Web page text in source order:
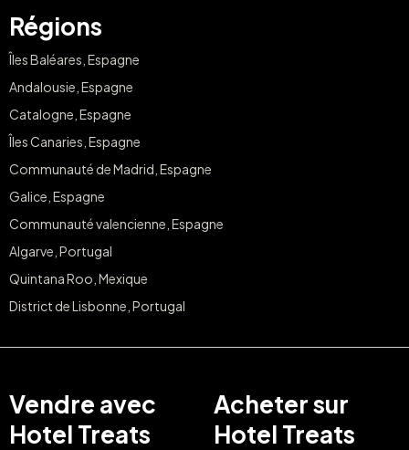
Régions
Îles Baléares, Espagne
Andalousie, Espagne
Catalogne, Espagne
Îles Canaries, Espagne
Communauté de Madrid, Espagne
Galice, Espagne
Communauté valencienne, Espagne
Algarve, Portugal
Quintana Roo, Mexique
District de Lisbonne, Portugal
Vendre avec
Hotel Treats
Acheter sur
Hotel Treats